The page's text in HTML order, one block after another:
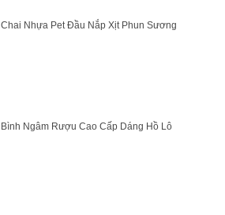
Chai Nhựa Pet Đầu Nắp Xịt Phun Sương
Bình Ngâm Rượu Cao Cấp Dáng Hồ Lô